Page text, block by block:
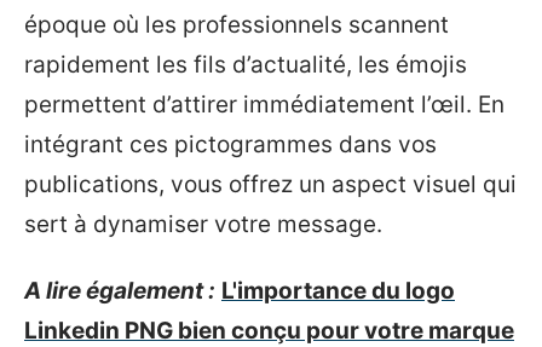
époque où les professionnels scannent
rapidement les fils d’actualité, les émojis
permettent d’attirer immédiatement l’œil. En
intégrant ces pictogrammes dans vos
publications, vous offrez un aspect visuel qui
sert à dynamiser votre message.
A lire également : L'importance du logo
Linkedin PNG bien conçu pour votre marque